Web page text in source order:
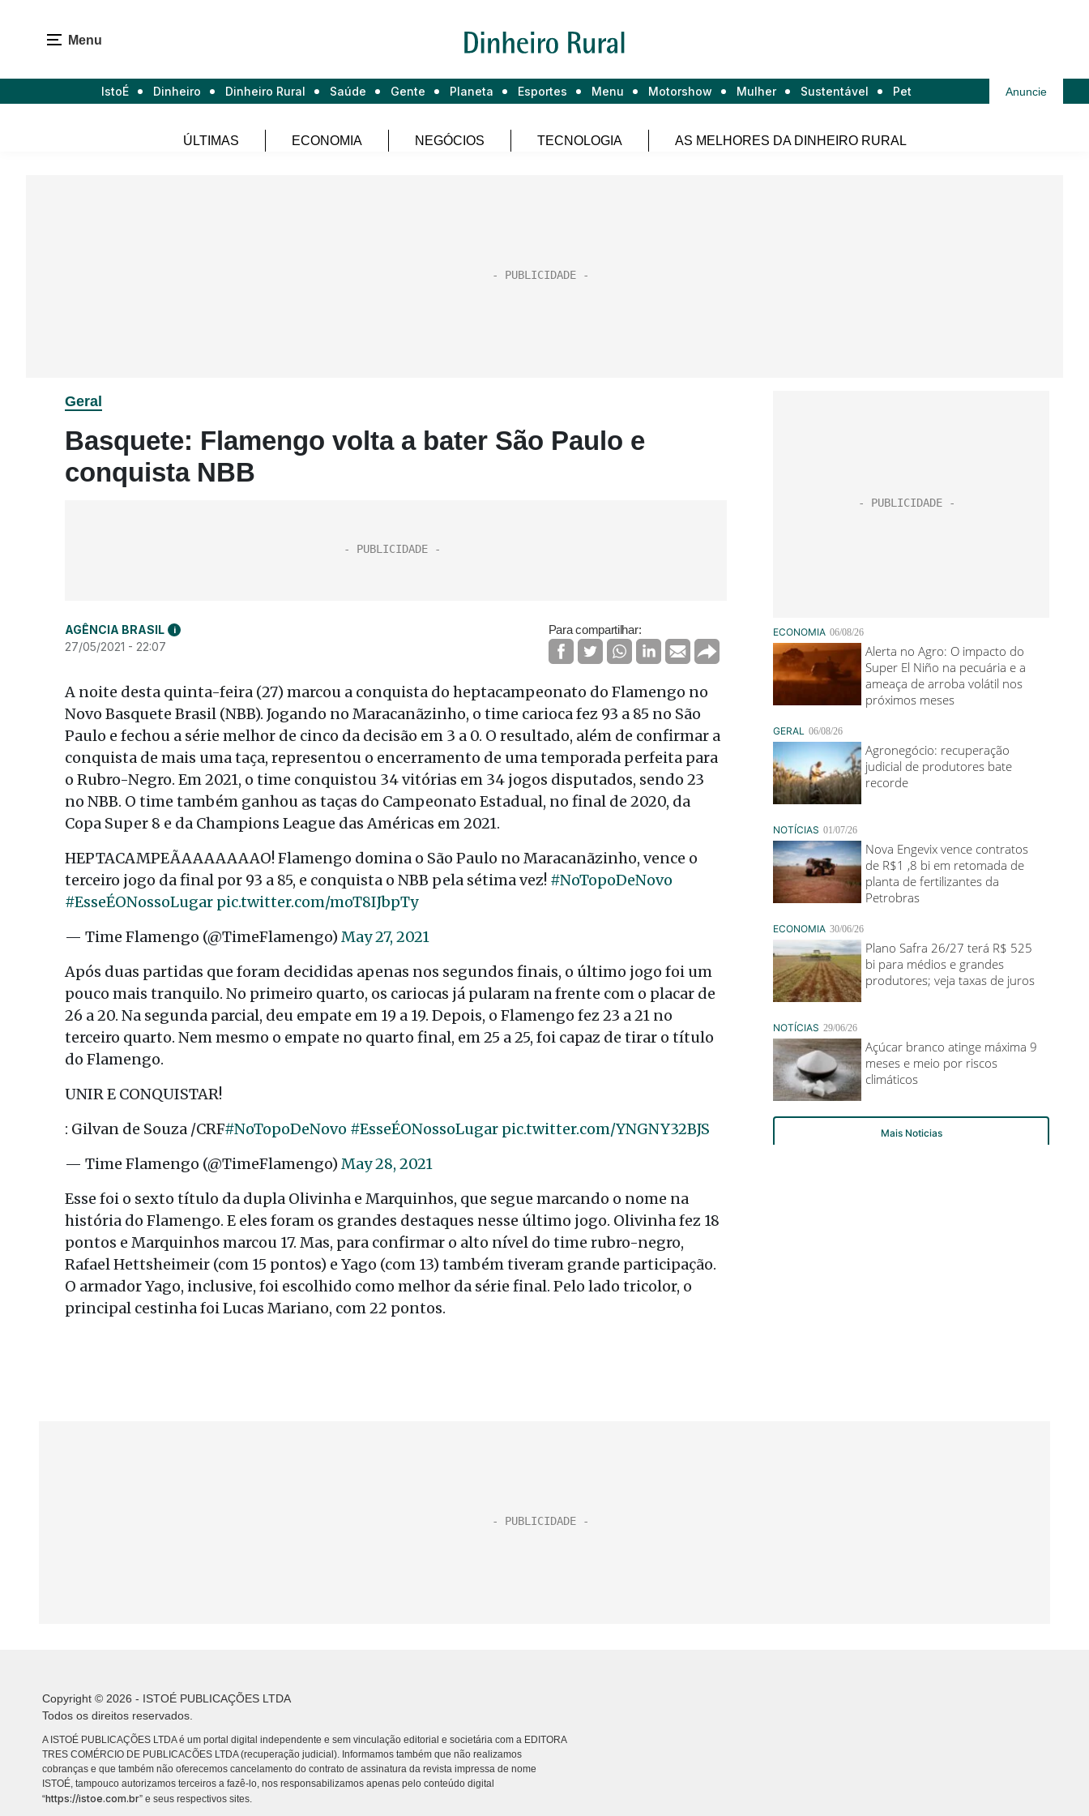
Menu
IstoÉ Dinheiro Dinheiro Rural Saúde Gente Planeta Esportes Menu Motorshow Mulher Sustentável Pet Anuncie
ÚLTIMAS ECONOMIA NEGÓCIOS TECNOLOGIA AS MELHORES DA DINHEIRO RURAL
Geral
Basquete: Flamengo volta a bater São Paulo e
conquista NBB
AGÊNCIA BRASIL i
27/05/2021 - 22:07
Para compartilhar:
A noite desta quinta-feira (27) marcou a conquista do heptacampeonato do Flamengo no
Novo Basquete Brasil (NBB). Jogando no Maracanãzinho, o time carioca fez 93 a 85 no São
Paulo e fechou a série melhor de cinco da decisão em 3 a 0. O resultado, além de confirmar a
conquista de mais uma taça, representou o encerramento de uma temporada perfeita para
o Rubro-Negro. Em 2021, o time conquistou 34 vitórias em 34 jogos disputados, sendo 23
no NBB. O time também ganhou as taças do Campeonato Estadual, no final de 2020, da
Copa Super 8 e da Champions League das Américas em 2021.
HEPTACAMPEÃAAAAAAAO! Flamengo domina o São Paulo no Maracanãzinho, vence o
terceiro jogo da final por 93 a 85, e conquista o NBB pela sétima vez! #NoTopoDeNovo
#EsseÉONossoLugar pic.twitter.com/moT8IJbpTy
— Time Flamengo (@TimeFlamengo) May 27, 2021
Após duas partidas que foram decididas apenas nos segundos finais, o último jogo foi um
pouco mais tranquilo. No primeiro quarto, os cariocas já pularam na frente com o placar de
26 a 20. Na segunda parcial, deu empate em 19 a 19. Depois, o Flamengo fez 23 a 21 no
terceiro quarto. Nem mesmo o empate no quarto final, em 25 a 25, foi capaz de tirar o título
do Flamengo.
UNIR E CONQUISTAR!
: Gilvan de Souza /CRF#NoTopoDeNovo #EsseÉONossoLugar pic.twitter.com/YNGNY32BJS
— Time Flamengo (@TimeFlamengo) May 28, 2021
Esse foi o sexto título da dupla Olivinha e Marquinhos, que segue marcando o nome na
história do Flamengo. E eles foram os grandes destaques nesse último jogo. Olivinha fez 18
pontos e Marquinhos marcou 17. Mas, para confirmar o alto nível do time rubro-negro,
Rafael Hettsheimeir (com 15 pontos) e Yago (com 13) também tiveram grande participação.
O armador Yago, inclusive, foi escolhido como melhor da série final. Pelo lado tricolor, o
principal cestinha foi Lucas Mariano, com 22 pontos.
Copyright © 2026 - ISTOÉ PUBLICAÇÕES LTDA
Todos os direitos reservados.
A ISTOÉ PUBLICAÇÕES LTDA é um portal digital independente e sem vinculação editorial e societária com a EDITORA
TRES COMÉRCIO DE PUBLICACÕES LTDA (recuperação judicial). Informamos também que não realizamos
cobranças e que também não oferecemos cancelamento do contrato de assinatura da revista impressa de nome
ISTOÉ, tampouco autorizamos terceiros a fazê-lo, nos responsabilizamos apenas pelo conteúdo digital
“https://istoe.com.br” e seus respectivos sites.